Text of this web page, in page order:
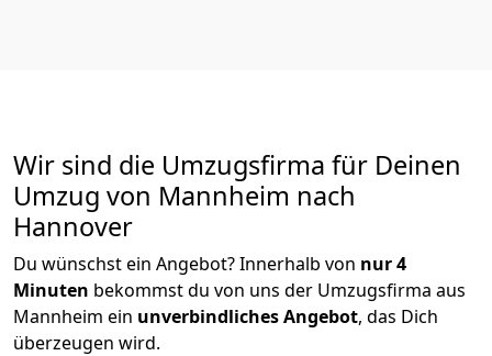
Wir sind die Umzugsfirma für Deinen
Umzug von Mannheim nach
Hannover
Du wünschst ein Angebot? Innerhalb von nur 4
Minuten bekommst du von uns der Umzugsfirma aus
Mannheim ein unverbindliches Angebot, das Dich
überzeugen wird.